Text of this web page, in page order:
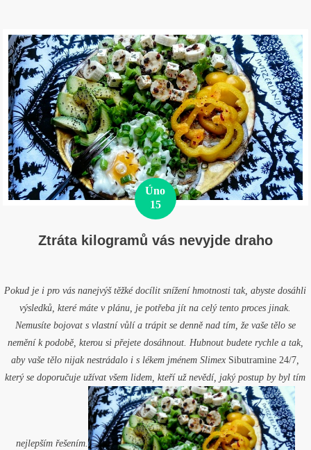
Úno
15
Ztráta kilogramů vás nevyjde draho
Pokud je i pro vás nanejvýš těžké docílit snížení hmotnosti tak, abyste dosáhli
výsledků, které máte v plánu, je potřeba jít na celý tento proces jinak.
Nemusíte bojovat s vlastní vůlí a trápit se denně nad tím, že vaše tělo se
nemění k podobě, kterou si přejete dosáhnout. Hubnout budete rychle a tak,
aby vaše tělo nijak nestrádalo i s lékem jménem Slimex Sibutramine 24/7
který se doporučuje užívat všem lidem, kteří už nevědí, jaký postup by byl tím
nejlepším řešením.